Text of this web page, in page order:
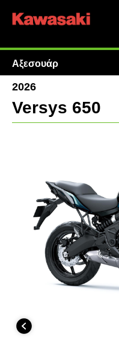
Αξεσουάρ
2026
Versys 650